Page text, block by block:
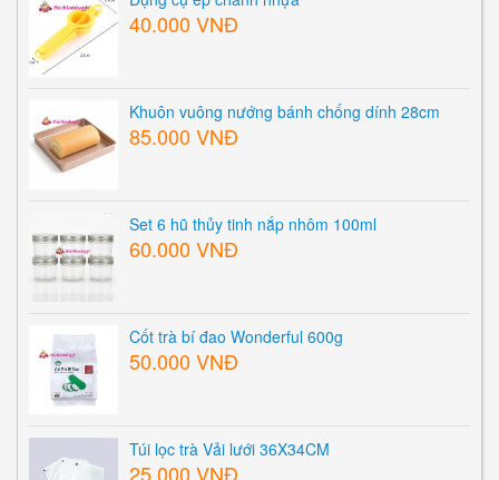
40.000 VNĐ
Khuôn vuông nướng bánh chống dính 28cm
85.000 VNĐ
Set 6 hũ thủy tinh nắp nhôm 100ml
60.000 VNĐ
Cốt trà bí đao Wonderful 600g
50.000 VNĐ
Túi lọc trà Vải lưới 36X34CM
25.000 VNĐ